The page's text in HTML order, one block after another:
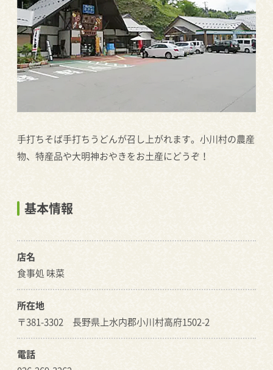
手打ちそば手打ちうどんが召し上がれます。小川村の農産
物、特産品や大明神おやきをお土産にどうぞ！
基本情報
店名
食事処 味菜
所在地
〒381-3302 長野県上水内郡小川村高府1502-2
電話